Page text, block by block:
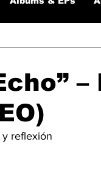
reflexión